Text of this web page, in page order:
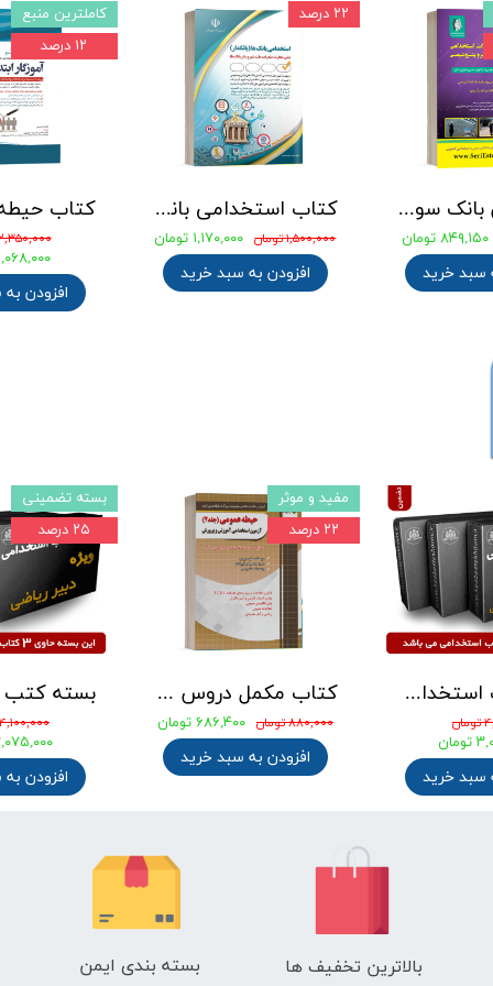
۲,۳۵۰,۰۰۰
۲,۰۶۸,۰۰۰
افزودن
کاملترین منبع
۱۲ درصد
کتاب استخدامی بانک های خصوصی و دولتی (بانکدار) 1404 انتشارات آراه
۱,۵۰۰,۰۰۰ تومان ۱,۱۷۰,۰۰۰ تومان
افزودن به سبد خرید
۲۲ درصد
جامع ترین بانک سوالات استخدامی مهندسی شیمی، پلیمر و پتروشیمی
۸۴۹,۱۵۰ تومان
سبد خرید
۴,۱۰۰,۰۰۰ تومان
۳,۰۷۵,۰۰۰
افزودن
بسته تضمینی
۲۵ درصد
کتاب مکمل دروس حیطه عمومی ویژه آزمون استخدامی آموزش و پرورش 1405 نشر چهارخونه
۸۸۰,۰۰۰ تومان ۶۸۶,۴۰۰ تومان
افزودن به سبد خرید
مفید و موثر
۲۲ درصد
بسته کتب استخدامی دبیری علوم تجربی - شیمی آزمون آموزش و پرورش 1405
سبد خرید
بالاترین تخفیف ها بسته بندی ایمن